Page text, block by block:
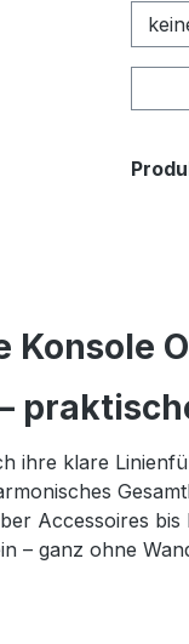
ihre klare
Accessoires
– ganz ohne